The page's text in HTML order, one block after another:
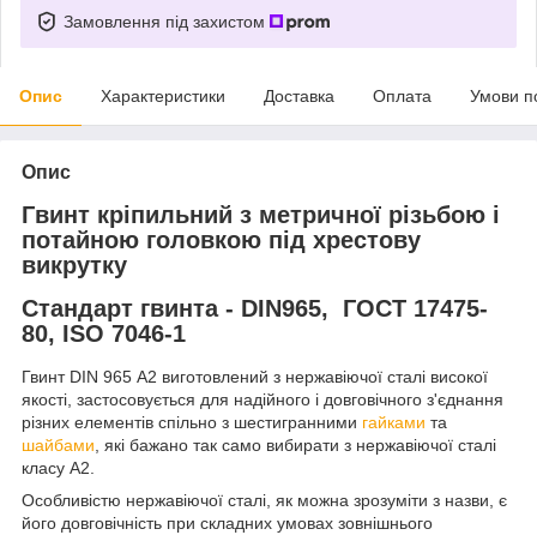
Замовлення під захистом
Опис Характеристики Доставка Оплата Умови
Опис
Гвинт кріпильний з метричної різьбою і
потайною головкою під хрестову
викрутку
Стандарт гвинта - DIN965, ГОСТ 17475-
80, ISO 7046-1
Гвинт DIN 965 А2 виготовлений з нержавіючої сталі високої
якості, застосовується для надійного і довговічного з'єднання
різних елементів спільно з шестигранними гайками та
шайбами , які бажано так само вибирати з нержавіючої сталі
класу А2.
Особливістю нержавіючої сталі, як можна зрозуміти з назви, є
його довговічність при складних умовах зовнішнього